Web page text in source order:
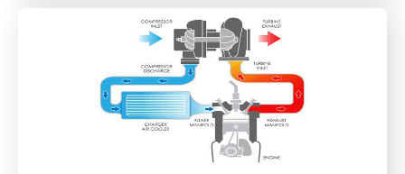
지속 가능성 및 비용 효율성을 우선시하는지 알
아보세요. 다양한 하이브리드 작업 환경에서 협
업과 커뮤니케이션을 유지하는 데 따른 도전 과
제를 이해하세요. 직원의 복지와 포용성 및 창의
성을 촉진하는 혁신적인 디자인에 중점을 두고
근무 공간의 미래를 함께 바라봅시다. 이 진화하
는 환경에서 귀하의 조직 성공을 정의할 필수 트